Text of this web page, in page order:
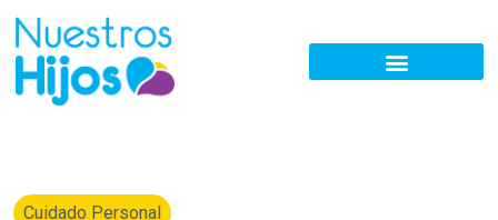
Cuidado Personal